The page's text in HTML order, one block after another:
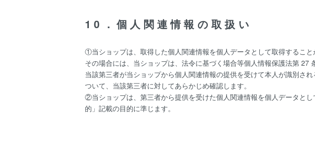
10．個人関連情報の取扱い
①当ショップは、取得した個人関連情報を個人データとして取得するこ
その場合には、当ショップは、法令に基づく場合等個人情報保護法第 27
当該第三者が当ショップから個人関連情報の提供を受けて本人が識別さ
ついて、当該第三者に対してあらかじめ確認します。
②当ショップは、第三者から提供を受けた個人関連情報を個人データと
的」記載の目的に準じます。